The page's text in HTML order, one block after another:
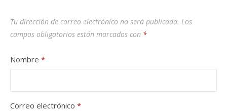
Tu dirección de correo electrónico no será publicada. Los
campos obligatorios están marcados con *
Nombre *
Correo electrónico *